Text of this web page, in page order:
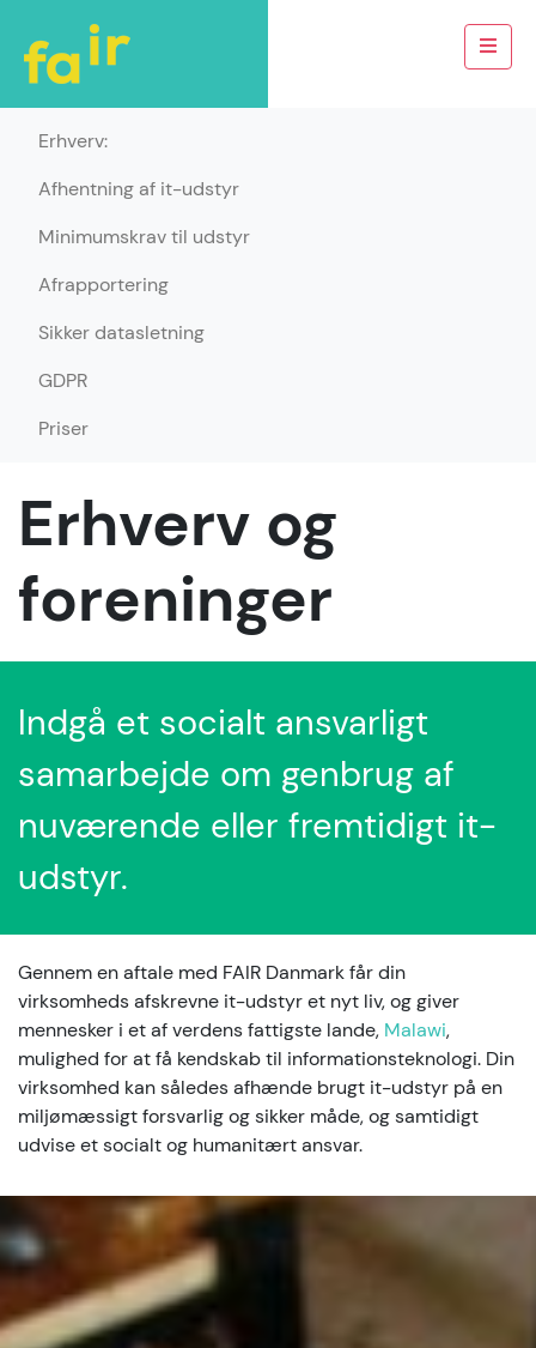
Erhverv:
Afhentning af it-udstyr
Minimumskrav til udstyr
Afrapportering
Sikker datasletning
GDPR
Priser
Erhverv og
foreninger
Indgå et socialt ansvarligt
samarbejde om genbrug af
nuværende eller fremtidigt it-
udstyr.
Gennem en aftale med FAIR Danmark får din
virksomheds afskrevne it-udstyr et nyt liv, og giver
mennesker i et af verdens fattigste lande, Malawi,
mulighed for at få kendskab til informationsteknologi. Din
virksomhed kan således afhænde brugt it-udstyr på en
miljømæssigt forsvarlig og sikker måde, og samtidigt
udvise et socialt og humanitært ansvar.